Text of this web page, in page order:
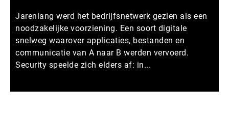
Jarenlang werd het bedrijfsnetwerk gezien als een
noodzakelijke voorziening. Een soort digitale
snelweg waarover applicaties, bestanden en
communicatie van A naar B werden vervoerd.
Security speelde zich elders af: in...